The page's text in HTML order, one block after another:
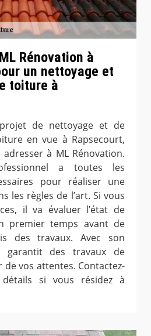
Rénovation à
un nettoyage et
toiture à
de nettoyage et de
en vue à Rapsecourt,
à ML Rénovation.
a toutes les
pour réaliser une
les règles de l’art. Si vous
il va évaluer l’état de
premier temps avant de
des travaux. Avec son
garantit des travaux de
vos attentes. Contactez-
si vous résidez à